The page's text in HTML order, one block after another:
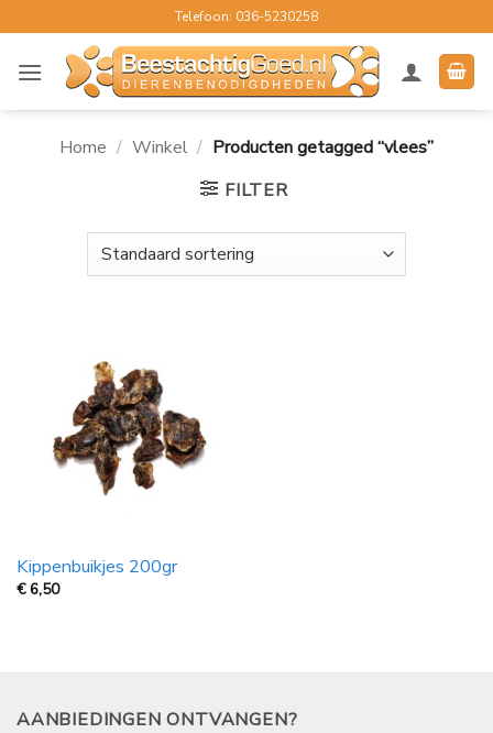
naar
inhoud
Telefoon: 036-5230258
Home / Winkel / Producten getagged “vlees”
FILTER
Kippenbuikjes 200gr
€6,50
AANBIEDINGEN ONTVANGEN?